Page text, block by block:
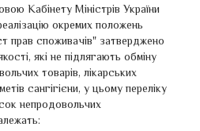
Кабінету Міністрів України
окремих положень
прав споживачів" затверджено
які не підлягають обміну
товарів, лікарських
сангігієни, у цьому переліку
непродовольчих